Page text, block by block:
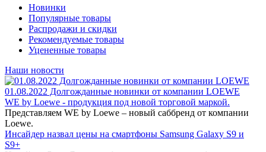
Новинки
Популярные товары
Распродажи и скидки
Рекомендуемые товары
Уцененные товары
Наши новости
01.08.2022 Долгожданные новинки от компании LOEWE
WE by Loewe - продукция под новой торговой маркой.
Представляем WE by Loewe – новый саббренд от компании
Loewe.
Инсайдер назвал цены на смартфоны Samsung Galaxy S9 и
S9+